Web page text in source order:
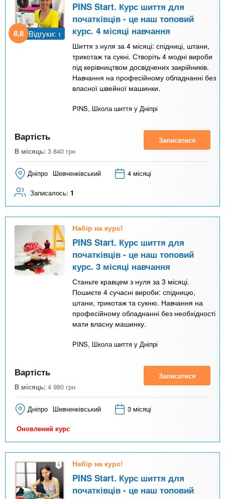
8,8 Відгуки: 1
PINS Start. Курс шиття для
початківців - це наш топовий
курс. 4 місяці навчання
Шиття з нуля за 4 місяці: спідниці, штани,
трикотаж та сукні. Створіть 4 модні вироби
під керівництвом досвідчених закрійників.
Навчання на професійному обладнанні без
власної швейної машинки.
PINS, Школа шиття у Дніпрі
Вартість
В місяць: 3 840 грн
Записатися
Дніпро Шевченківський 4 місяці
Записалось: 1
Набір на курс!
PINS Start. Курс шиття для
початківців - це наш топовий
курс. 3 місяці навчання
Станьте кравцем з нуля за 3 місяці.
Пошиєте 4 сучасні вироби: спідницю,
штани, трикотаж та сукню. Навчання на
професійному обладнанні без необхідності
мати власну машинку.
PINS, Школа шиття у Дніпрі
Вартість
В місяць: 4 980 грн
Записатися
Дніпро Шевченківський 3 місяці
Оновлений курс
Набір на курс!
PINS Start. Курс шиття для
початківців - це наш топовий